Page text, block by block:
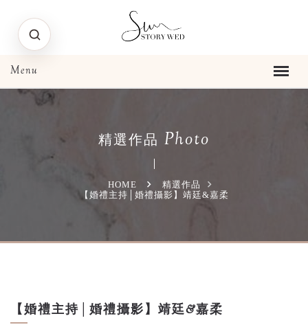
精選作品 Photo
HOME
精選作品
【婚禮主持│婚禮攝影】靖廷&嘉柔
【婚禮主持│婚禮攝影】靖廷&嘉柔